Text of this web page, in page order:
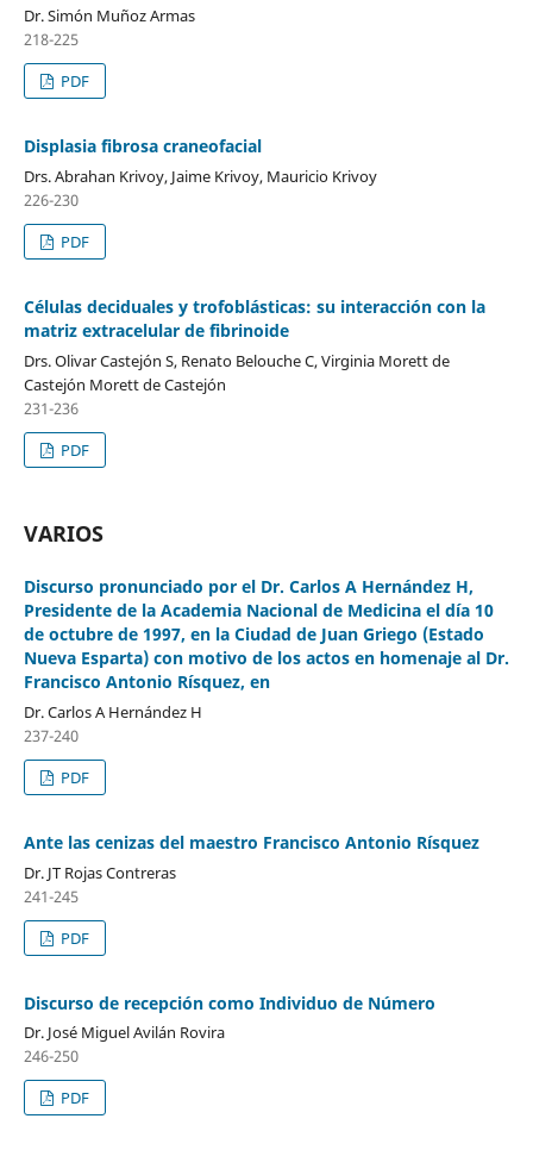
Dr. Simón Muñoz Armas
218-225
PDF
Displasia fibrosa craneofacial
Drs. Abrahan Krivoy, Jaime Krivoy, Mauricio Krivoy
226-230
PDF
Células deciduales y trofoblásticas: su interacción con la
matriz extracelular de fibrinoide
Drs. Olivar Castejón S, Renato Belouche C, Virginia Morett de
Castejón Morett de Castejón
231-236
PDF
VARIOS
Discurso pronunciado por el Dr. Carlos A Hernández H,
Presidente de la Academia Nacional de Medicina el día 10
de octubre de 1997, en la Ciudad de Juan Griego (Estado
Nueva Esparta) con motivo de los actos en homenaje al Dr.
Francisco Antonio Rísquez, en
Dr. Carlos A Hernández H
237-240
PDF
Ante las cenizas del maestro Francisco Antonio Rísquez
Dr. JT Rojas Contreras
241-245
PDF
Discurso de recepción como Individuo de Número
Dr. José Miguel Avilán Rovira
246-250
PDF